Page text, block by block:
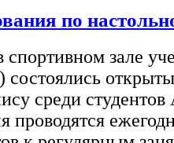
по
спортивном зале
среди
проводятся